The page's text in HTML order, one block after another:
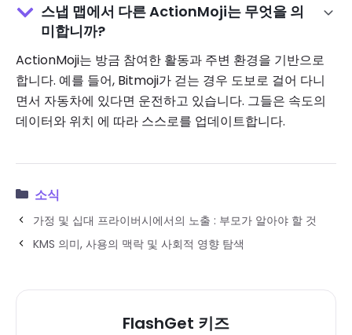
스냅 맵에서 다른 ActionMoji는 무엇을 의
미합니까?
ActionMoji는 방금 참여한 활동과 주변 환경을 기반으로
합니다. 예를 들어, Bitmoji가 걷는 ​​경우 도보로 걸어 다니
면서 자동차에 있다면 운전하고 있습니다. 그들은 속도의
데이터와 위치 에 따라 스스로를 업데이트합니다.
소식
가정 및 십대 프라이버시에서의 노출 : 부모가 알아야 할 것
KMS 의미, 사용의 맥락 및 사회적 영향 탐색
FlashGet 키즈